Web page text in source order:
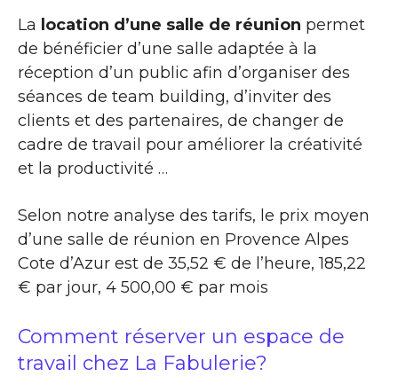
La location d’une salle de réunion permet
de bénéficier d’une salle adaptée à la
réception d’un public afin d’organiser des
séances de team building, d’inviter des
clients et des partenaires, de changer de
cadre de travail pour améliorer la créativité
et la productivité …
Selon notre analyse des tarifs, le prix moyen
d’une salle de réunion en Provence Alpes
Cote d’Azur est de 35,52 € de l’heure, 185,22
€ par jour, 4 500,00 € par mois
Comment réserver un espace de
travail chez La Fabulerie?